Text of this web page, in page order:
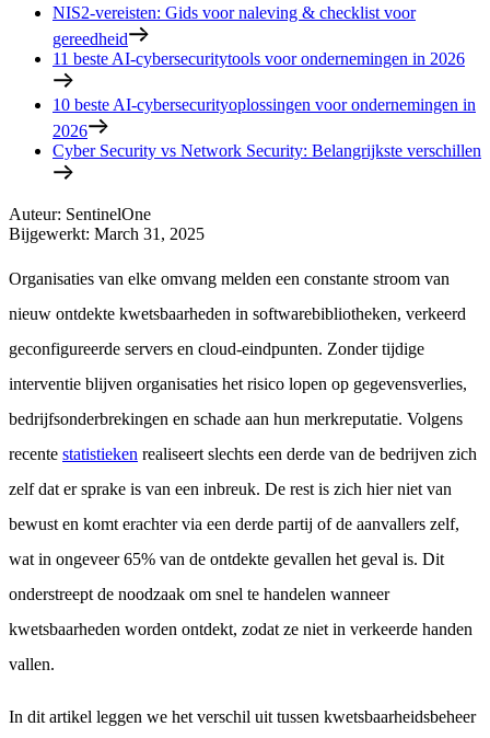
NIS2-vereisten: Gids voor naleving & checklist voor
gereedheid
11 beste AI-cybersecuritytools voor ondernemingen in 2026
10 beste AI-cybersecurityoplossingen voor ondernemingen in
2026
Cyber Security vs Network Security: Belangrijkste verschillen
Auteur: SentinelOne
Bijgewerkt: March 31, 2025
Organisaties van elke omvang melden een constante stroom van
nieuw ontdekte kwetsbaarheden in softwarebibliotheken, verkeerd
geconfigureerde servers en cloud-eindpunten. Zonder tijdige
interventie blijven organisaties het risico lopen op gegevensverlies,
bedrijfsonderbrekingen en schade aan hun merkreputatie. Volgens
recente statistieken realiseert slechts een derde van de bedrijven zich
zelf dat er sprake is van een inbreuk. De rest is zich hier niet van
bewust en komt erachter via een derde partij of de aanvallers zelf,
wat in ongeveer 65% van de ontdekte gevallen het geval is. Dit
onderstreept de noodzaak om snel te handelen wanneer
kwetsbaarheden worden ontdekt, zodat ze niet in verkeerde handen
vallen.
In dit artikel leggen we het verschil uit tussen kwetsbaarheidsbeheer